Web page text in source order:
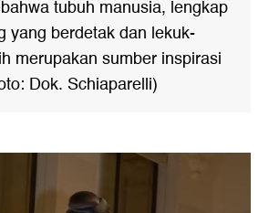
tubuh manusia, lengkap
yang berdetak dan lekuk-
merupakan sumber inspirasi
Dok. Schiaparelli)